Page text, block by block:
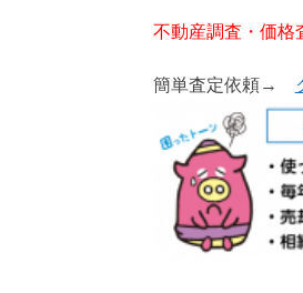
不動産調査・価格
簡単査定依頼→